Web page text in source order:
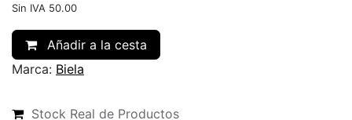
Sin IVA 50.00
Añadir a la cesta
Marca: Biela
Stock Real de Productos